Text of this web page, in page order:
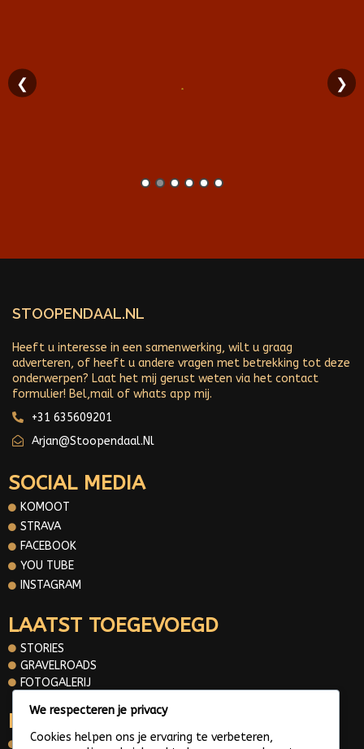
❮ ❯
STOOPENDAAL.NL
Heeft u interesse in een samenwerking, wilt u graag
adverteren, of heeft u andere vragen met betrekking tot deze
onderwerpen? Laat het mij gerust weten via het contact
formulier! Bel,mail of whats app mij.
+31 635609201
Arjan@stoopendaal.nl
SOCIAL MEDIA
KOMOOT
STRAVA
FACEBOOK
YOU TUBE
INSTAGRAM
LAATST TOEGEVOEGD
STORIES
GRAVELROADS
FOTOGALERIJ
INFORMATIE
OVER MIJ
We respecteren je privacy
Cookies helpen ons je ervaring te verbeteren,